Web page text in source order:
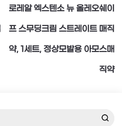
로레알 엑스텐소 뉴 올레오쉐이
프 스무딩크림 스트레이트 매직
약, 1세트, 정상모발용 아모스매
직약